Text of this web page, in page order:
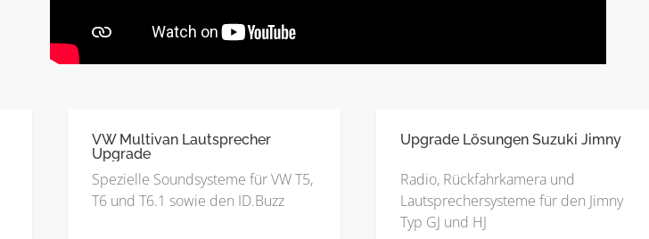
VW Multivan Lautsprecher
Upgrade
Spezielle Soundsysteme für VW T5,
T6 und T6.1 sowie den ID.Buzz
Upgrade Lösungen Suzuki Jimny
Radio, Rückfahrkamera und
Lautsprechersysteme für den Jimny
Typ GJ und HJ